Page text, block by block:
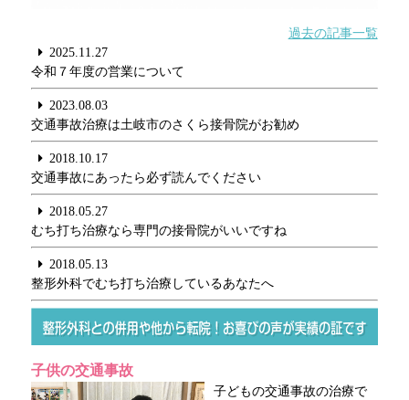
過去の記事一覧
2025.11.27
令和７年度の営業について
2023.08.03
交通事故治療は土岐市のさくら接骨院がお勧め
2018.10.17
交通事故にあったら必ず読んでください
2018.05.27
むち打ち治療なら専門の接骨院がいいですね
2018.05.13
整形外科でむち打ち治療しているあなたへ
子供の交通事故
子どもの交通事故の治療で